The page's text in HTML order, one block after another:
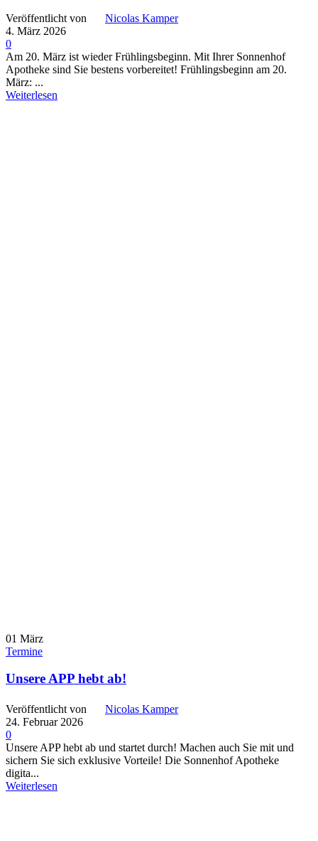
Veröffentlicht von
Nicolas Kamper
4. März 2026
0
Am 20. März ist wieder Frühlingsbeginn. Mit Ihrer Sonnenhof
Apotheke sind Sie bestens vorbereitet! Frühlingsbeginn am 20.
März: ...
Weiterlesen
01 März
Termine
Unsere APP hebt ab!
Veröffentlicht von
Nicolas Kamper
24. Februar 2026
0
Unsere APP hebt ab und startet durch! Machen auch Sie mit und
sichern Sie sich exklusive Vorteile! Die Sonnenhof Apotheke
digita...
Weiterlesen